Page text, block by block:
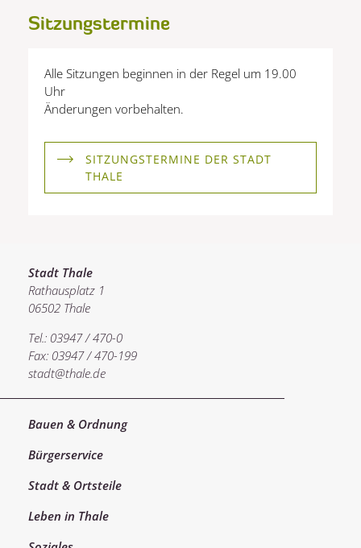
Sitzungstermine
Alle Sitzungen beginnen in der Regel um 19.00
Uhr
Änderungen vorbehalten.
SITZUNGSTERMINE DER STADT
THALE
Stadt Thale
Rathausplatz 1
06502 Thale
Tel.: 03947 / 470-0
Fax: 03947 / 470-199
stadt@thale.de
Bauen & Ordnung
Bürgerservice
Stadt & Ortsteile
Leben in Thale